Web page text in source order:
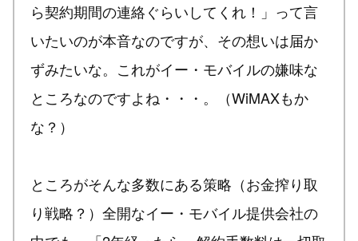
ら契約期間の連絡ぐらいしてくれ！」って言
いたいのが本音なのですが、その想いは届か
ずみたいな。これがイー・モバイルの嫌味な
ところなのですよね・・・。（WiMAXもか
な？）
ところがそんな多数にある策略（お金搾り取
り戦略？）全開なイー・モバイル提供会社の